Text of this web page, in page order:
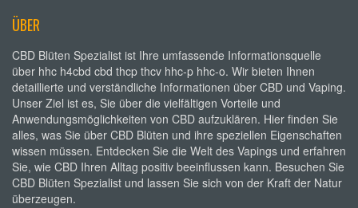
ÜBER
CBD Blüten Spezialist ist Ihre umfassende Informationsquelle
über hhc h4cbd cbd thcp thcv hhc-p hhc-o. Wir bieten Ihnen
detaillierte und verständliche Informationen über CBD und Vaping.
Unser Ziel ist es, Sie über die vielfältigen Vorteile und
Anwendungsmöglichkeiten von CBD aufzuklären. Hier finden Sie
alles, was Sie über CBD Blüten und ihre speziellen Eigenschaften
wissen müssen. Entdecken Sie die Welt des Vapings und erfahren
Sie, wie CBD Ihren Alltag positiv beeinflussen kann. Besuchen Sie
CBD Blüten Spezialist und lassen Sie sich von der Kraft der Natur
überzeugen.